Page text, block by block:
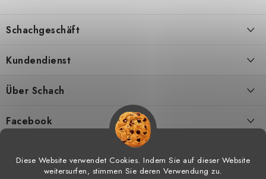
Diese Website verwendet Cookies. Indem Sie auf dieser Website
weitersurfen, stimmen Sie deren Verwendung zu.
ß
z
e
e
Schachgeschäft
Kontakt
Meine bestellung
Kundendienst
Geschäftsbedingungen
Hilfe bei Reklamationen
Über Schach
Schachtraining
Facebook